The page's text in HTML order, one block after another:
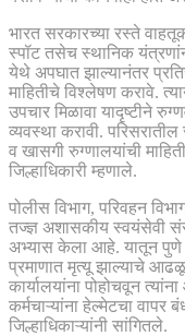
भारत सरकारच्या रस्ते
स्पॉट तसेच स्थानिक
येथे अपघात झाल्यानंतर
माहितीचे विश्लेषण करावे.
उपचार मिळावा यादृष्टीने
व्यवस्था करावी.
व खासगी रुग्णालयांची
जिल्हाधिकारी म्हणाले.
पोलीस विभाग, परिवहन
तज्ज्ञ अशासकीय स्वयंसेवी
अभ्यास केला आहे. यातून पुणे
प्रमाणात मृत्यू झाल्याचे
कार्यालयांना पोहोचवून
कर्मचाऱ्यांना हेल्मेटचा वापर
जिल्हाधिकाऱ्यांनी सांगितले.